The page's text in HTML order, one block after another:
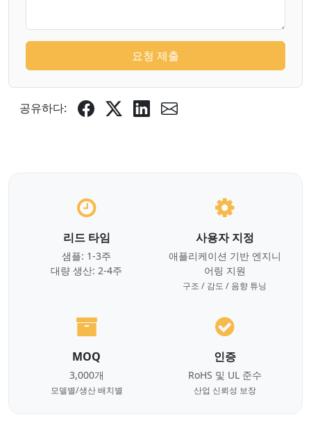
요청 제출
공유하다:
리드 타임
샘플: 1-3주
대량 생산: 2-4주
사용자 지정
애플리케이션 기반 엔지니
어링 지원
구조 / 감도 / 음향 튜닝
MOQ
3,000개
모델별/생산 배치별
인증
RoHS 및 UL 준수
산업 신뢰성 보장